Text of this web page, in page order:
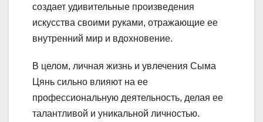
создает удивительные произведения
искусства своими руками, отражающие ее
внутренний мир и вдохновение.
В целом, личная жизнь и увлечения Сыма
Цянь сильно влияют на ее
профессиональную деятельность, делая ее
талантливой и уникальной личностью.